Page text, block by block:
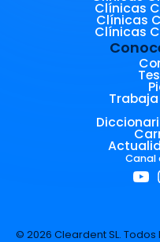
Clínicas
Clínicas
Clínicas
Canal
© 2026 Cleardent SL.